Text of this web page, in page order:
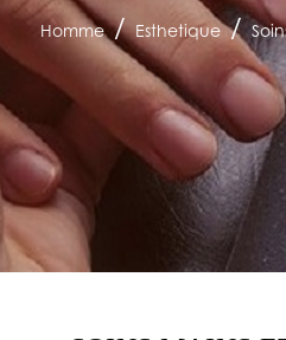
Homme Esthetique